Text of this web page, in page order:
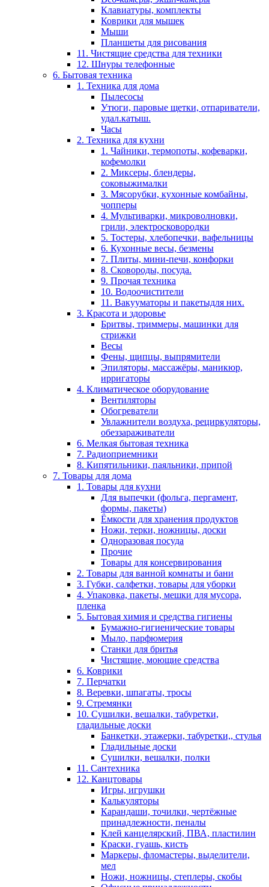
Клавиатуры, комплекты
Коврики для мышек
Мыши
Планшеты для рисования
11. Чистящие средства для техники
12. Шнуры телефонные
6. Бытовая техника
1. Техника для дома
Пылесосы
Утюги, паровые щетки, отпариватели,
удал.катыш.
Часы
2. Техника для кухни
1. Чайники, термопоты, кофеварки,
кофемолки
2. Миксеры, блендеры,
соковыжималки
3. Мясорубки, кухонные комбайны,
чопперы
4. Мультиварки, микроволновки,
грили, электросковородки
5. Тостеры, хлебопечки, вафельницы
6. Кухонные весы, безмены
7. Плиты, мини-печи, конфорки
8. Сковороды, посуда.
9. Прочая техника
10. Водоочистители
11. Вакууматоры и пакетыдля них.
3. Красота и здоровье
Бритвы, триммеры, машинки для
стрижки
Весы
Фены, щипцы, выпрямители
Эпиляторы, массажёры, маникюр,
ирригаторы
4. Климатическое оборудование
Вентиляторы
Обогреватели
Увлажнители воздуха, рециркуляторы,
обеззараживатели
6. Мелкая бытовая техника
7. Радиоприемники
8. Кипятильники, паяльники, припой
7. Товары для дома
1. Товары для кухни
Для выпечки (фольга, пергамент,
формы, пакеты)
Ёмкости для хранения продуктов
Ножи, терки, ножницы, доски
Одноразовая посуда
Прочие
Товары для консервирования
2. Товары для ванной комнаты и бани
3. Губки, салфетки, товары для уборки
4. Упаковка, пакеты, мешки для мусора,
пленка
5. Бытовая химия и средства гигиены
Бумажно-гигиенические товары
Мыло, парфюмерия
Станки для бритья
Чистящие, моющие средства
6. Коврики
7. Перчатки
8. Веревки, шпагаты, тросы
9. Стремянки
10. Сушилки, вешалки, табуретки,
гладильные доски
Банкетки, этажерки, табуретки,, стулья
Гладильные доски
Сушилки, вешалки, полки
11. Сантехника
12. Канцтовары
Игры, игрушки
Калькуляторы
Карандаши, точилки, чертёжные
принадлежности, пеналы
Клей канцелярский, ПВА, пластилин
Краски, гуашь, кисть
Маркеры, фломастеры, выделители,
мел
Ножи, ножницы, степлеры, скобы